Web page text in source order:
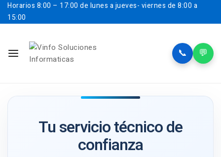
Horarios 8:00 – 17:00 de lunes a jueves- viernes de 8:00 a
15:00
📞 💬
Tu servicio técnico de
confianza